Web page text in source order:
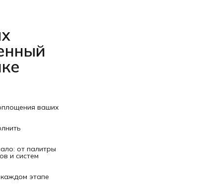
ваших
от палитры
и систем
этапе